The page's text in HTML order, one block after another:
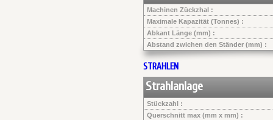
Machinen Zückzhal :
Maximale Kapazität (Tonnes) :
Abkant Länge (mm) :
Abstand zwichen den Ständer (mm) :
STRAHLEN
Strahlanlage
Stückzahl :
Querschnitt max (mm x mm) :